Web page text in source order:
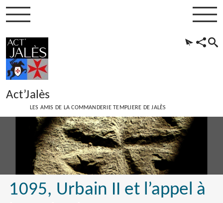
Act’Jalès
LES AMIS DE LA COMMANDERIE TEMPLIERE DE JALÈS
1095, Urbain II et l’appel à